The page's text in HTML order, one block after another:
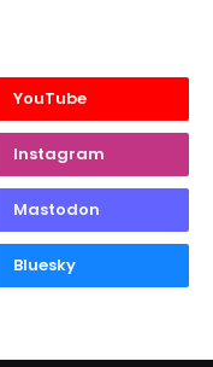
YouTube
Instagram
Mastodon
Bluesky